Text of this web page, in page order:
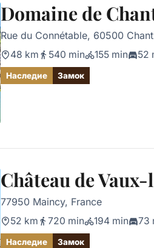
Domaine de
Rue du Connétable, 60500
48 km 540 min 155 min 52
Наследие Замок
Château de
77950 Maincy, France
52 km 720 min 194 min 73
Наследие Замок